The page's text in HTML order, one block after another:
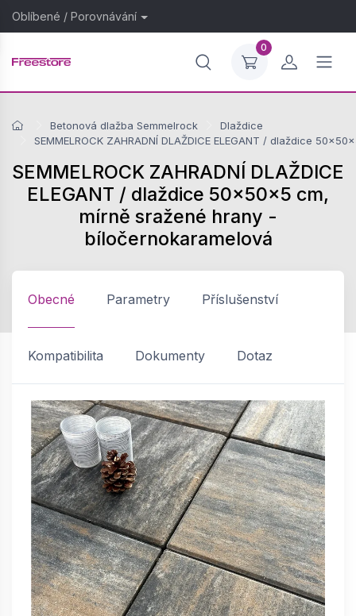
Oblíbené / Porovnávání
0
Betonová dlažba Semmelrock
Dlaždice
SEMMELROCK ZAHRADNÍ DLAŽDICE ELEGANT / dlaždice
SEMMELROCK ZAHRADNÍ DLAŽDICE
ELEGANT / dlaždice 50x50x5 cm,
mírně sražené hrany -
bíločernokaramelová
Obecné Parametry Příslušenství
Kompatibilita Dokumenty Dotaz